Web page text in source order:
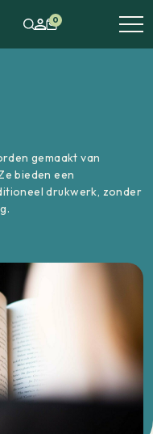
0
gemaakt van
bieden een
drukwerk, zonder